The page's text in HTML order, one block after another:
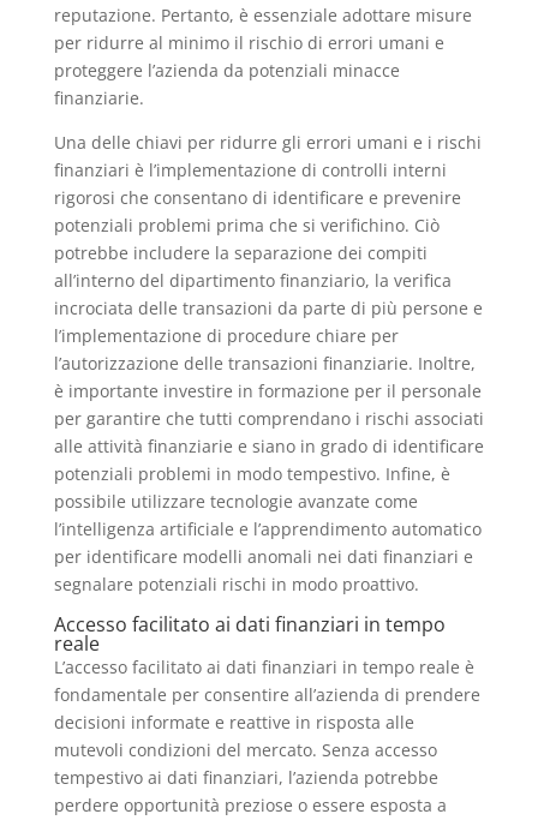
reputazione. Pertanto, è essenziale adottare misure
per ridurre al minimo il rischio di errori umani e
proteggere l’azienda da potenziali minacce
finanziarie.
Una delle chiavi per ridurre gli errori umani e i rischi
finanziari è l’implementazione di controlli interni
rigorosi che consentano di identificare e prevenire
potenziali problemi prima che si verifichino. Ciò
potrebbe includere la separazione dei compiti
all’interno del dipartimento finanziario, la verifica
incrociata delle transazioni da parte di più persone e
l’implementazione di procedure chiare per
l’autorizzazione delle transazioni finanziarie. Inoltre,
è importante investire in formazione per il personale
per garantire che tutti comprendano i rischi associati
alle attività finanziarie e siano in grado di identificare
potenziali problemi in modo tempestivo. Infine, è
possibile utilizzare tecnologie avanzate come
l’intelligenza artificiale e l’apprendimento automatico
per identificare modelli anomali nei dati finanziari e
segnalare potenziali rischi in modo proattivo.
Accesso facilitato ai dati finanziari in tempo
reale
L’accesso facilitato ai dati finanziari in tempo reale è
fondamentale per consentire all’azienda di prendere
decisioni informate e reattive in risposta alle
mutevoli condizioni del mercato. Senza accesso
tempestivo ai dati finanziari, l’azienda potrebbe
perdere opportunità preziose o essere esposta a